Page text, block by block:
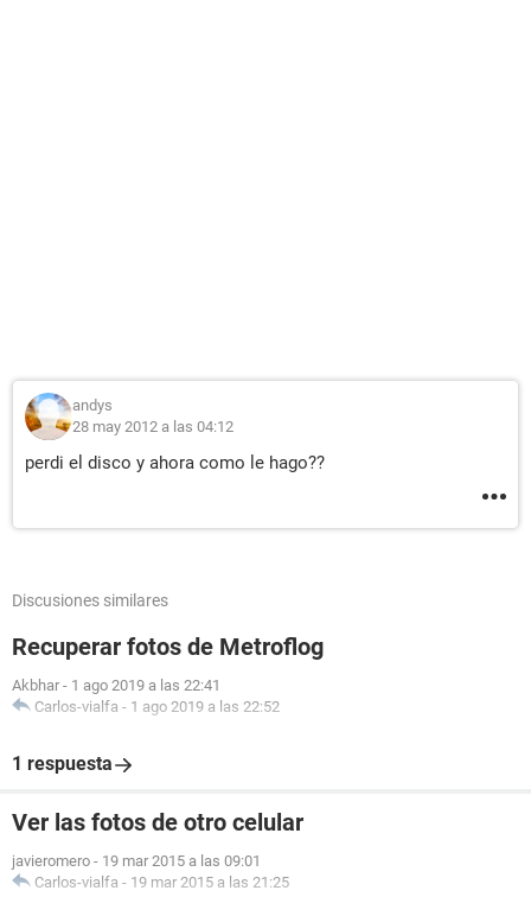
andys
28 may 2012 a las 04:12
perdi el disco y ahora como le hago??
Discusiones similares
Recuperar fotos de Metroflog
Akbhar - 1 ago 2019 a las 22:41
Carlos-vialfa - 1 ago 2019 a las 22:52
1 respuesta
Ver las fotos de otro celular
javieromero - 19 mar 2015 a las 09:01
Carlos-vialfa - 19 mar 2015 a las 21:25